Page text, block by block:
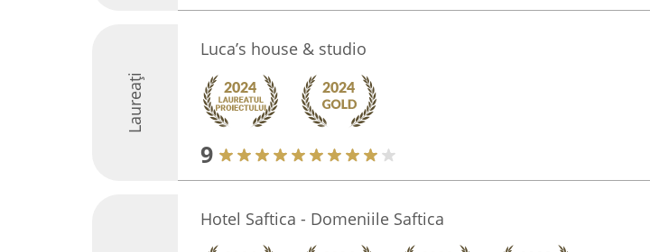
Laureați
Luca’s house & studio
9
Hotel Saftica - Domeniile Saftica